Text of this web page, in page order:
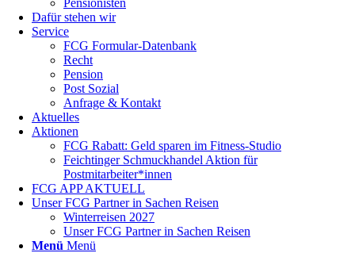
Pensionisten
Dafür stehen wir
Service
FCG Formular-Datenbank
Recht
Pension
Post Sozial
Anfrage & Kontakt
Aktuelles
Aktionen
FCG Rabatt: Geld sparen im Fitness-Studio
Feichtinger Schmuckhandel Aktion für
Postmitarbeiter*innen
FCG APP AKTUELL
Unser FCG Partner in Sachen Reisen
Winterreisen 2027
Unser FCG Partner in Sachen Reisen
Menü Menü